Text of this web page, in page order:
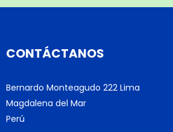
CONTÁCTANOS
Bernardo Monteagudo 222 Lima
Magdalena del Mar
Perú